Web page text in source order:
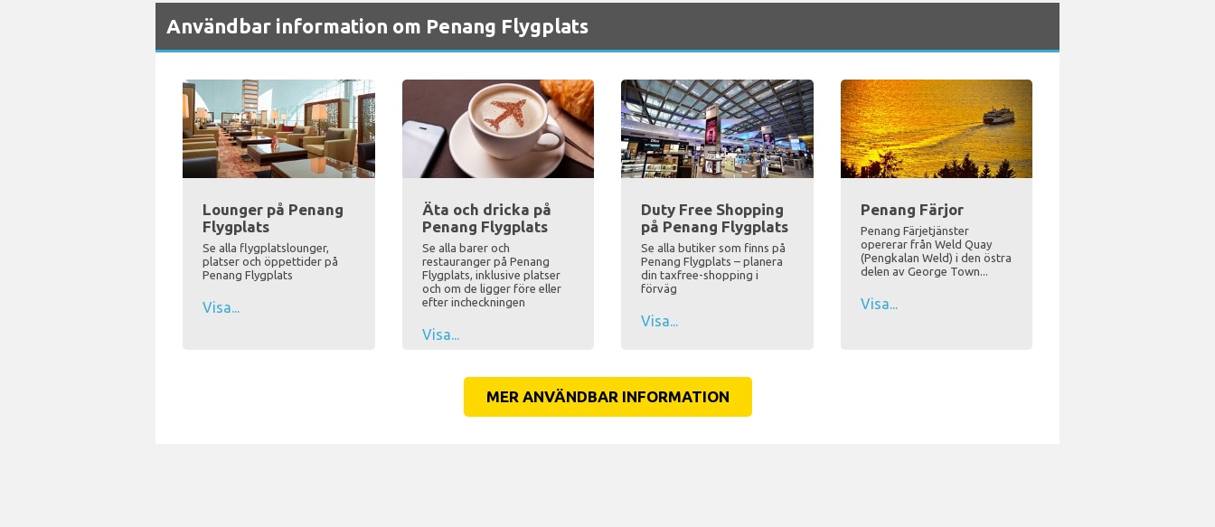
Användbar information om Penang Flygplats
Lounger på Penang
Flygplats
Se alla flygplatslounger,
platser och öppettider på
Penang Flygplats
Visa...
Äta och dricka på
Penang Flygplats
Se alla barer och
restauranger på Penang
Flygplats, inklusive platser
och om de ligger före eller
efter incheckningen
Visa...
Duty Free Shopping
på Penang Flygplats
Se alla butiker som finns på
Penang Flygplats – planera
din taxfree-shopping i
förväg
Visa...
Penang Färjor
Penang Färjetjänster
opererar från Weld Quay
(Pengkalan Weld) i den östra
delen av George Town...
Visa...
MER ANVÄNDBAR INFORMATION